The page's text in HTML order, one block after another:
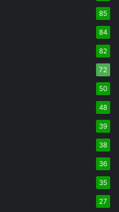
85
84
82
72
50
48
39
38
36
35
27